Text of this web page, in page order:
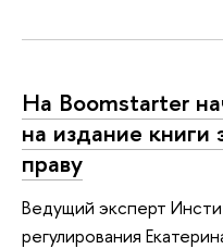
На Boomstarter
на издание
праву
Ведущий эксперт
регулирования